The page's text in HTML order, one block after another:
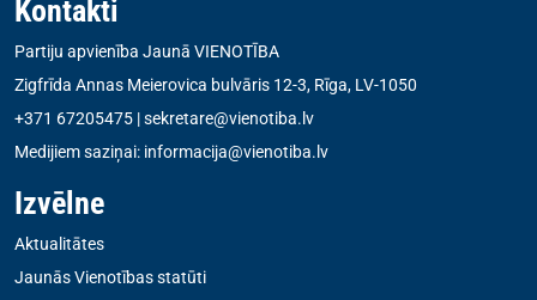
Kontakti
Partiju apvienība Jaunā VIENOTĪBA
Zigfrīda Annas Meierovica bulvāris 12-3, Rīga, LV-1050
+371 67205475 |sekretare@vienotiba.lv
Medijiem saziņai: informacija@vienotiba.lv
Izvēlne
Aktualitātes
Jaunās Vienotības statūti